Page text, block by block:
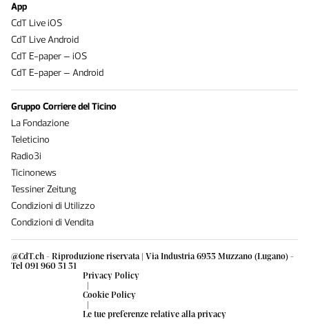
@CdT.ch - Riproduzione riservata | Via Industria 6933 Muzzano (Lugano) -
Tel 091 960 31 31
Privacy Policy
|
Cookie Policy
|
Le tue preferenze relative alla privacy
App
CdT Live iOS
CdT Live Android
CdT E-paper – iOS
CdT E-paper – Android
Gruppo Corriere del Ticino
La Fondazione
Teleticino
Radio3i
Ticinonews
Tessiner Zeitung
Condizioni di Utilizzo
Condizioni di Vendita